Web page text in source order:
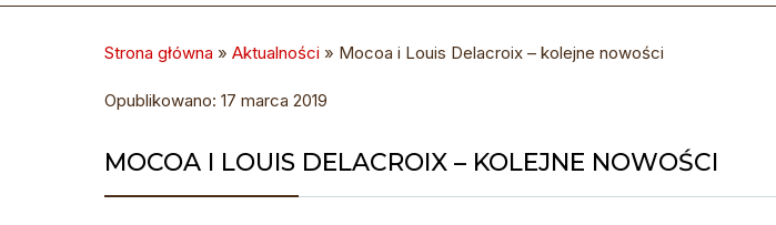
Strona główna » Aktualności » Mocoa i Louis Delacroix – kolejne nowości
Opublikowano: 17 marca 2019
MOCOA I LOUIS DELACROIX – KOLEJNE NOWOŚCI